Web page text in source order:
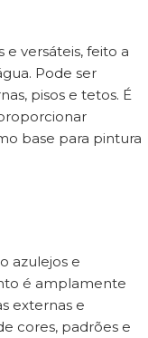
versáteis, feito a
Pode ser
pisos e tetos. É
base para pintura
azulejos e
é amplamente
externas e
cores, padrões e